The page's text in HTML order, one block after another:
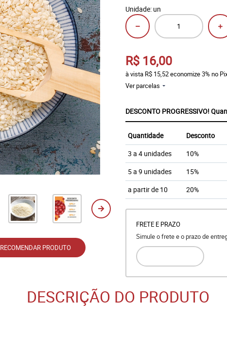
RECOMENDAR PRODUTO
Unidade: un
R$ 16,00
à vista R$ 15,52economize3% no
Ver parcelas
DESCONTO PROGRESSIVO!
Quantidade Desconto
3 a 4 unidades
10%
5 a 9 unidades
15%
a partir de 10
20%
FRETE E PRAZO
Simule o frete e o prazo de
DESCRIÇÃO DO PRODUTO